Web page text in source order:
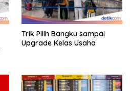
Trik Pilih Bangku sampai
Upgrade Kelas Usaha